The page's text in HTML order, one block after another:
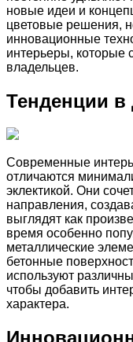
новые идеи и
цветовые решения,
инновационные
интерьеры, которые
владельцев.
Тенденции в
Современные
отличаются
эклектикой. Они
направления,
выглядят как
время особенно
металлические
бетонные
используют
чтобы добавить
характера.